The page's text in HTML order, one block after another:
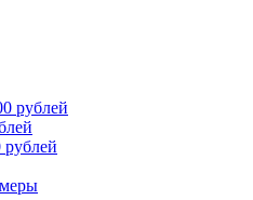
рублей
рублей